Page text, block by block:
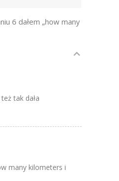
6 dałem „how many
tak dała
many kilometers i